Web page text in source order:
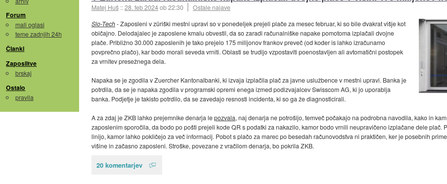
Forum
mali oglasi
teme zadnjih 24h
Članki
Zaposlitve
brskaj
Ostalo
pravila
Matej Huš ::28. feb 2024ob 22:30
Ostale najave
Slo-Tech- Zaposleni v züriški mestni upravi so v ponedeljek prejeli plače za mesec februar, ki so bile dvakrat višje kot
običajno. Delodajalec je zaposlene kmalu obvestil, da so zaradi računalniške napake pomotoma izplačali dvojne
plače. Približno 30.000 zaposlenih je tako prejelo 175 milijonov frankov preveč (od koder is lahko izračunamo
povprečno plačo), kar bodo morali seveda vrniti. Oblasti se trudijo vzpostaviti poenostavljen ali avtomatični postopek
za vrnitev presežnega dela.
Napaka se je zgodila v Zuercher Kantonalbanki, ki izvaja izplačila plač za javne uslužbence v mestni upravi. Banka je
potrdila, da se je napaka zgodila v programski opremi enega izmed podizvajalcev Swisscom AG, ki jo uporablja
banka. Podjetje je takisto potrdilo, da se zavedajo resnosti incidenta, ki so ga že diagnosticirali.
A za zdaj je ZKB lahko prejemnike denarja lepozvala, naj denarja ne potrošijo, temveč počakajo na podrobna navodila, kako in
zaposlenim sporočila, da bodo po pošti prejeli kode QR s podatki za nakazilo, kamor bodo vrnili neupravičeno izplačane dele plač.
linijo, kamor lahko pokličejo za več informacij. Pobot s plačo za marec po besedah računovodstva ni praktičen, ker je posebnih
višine in začasno zaposleni. Stroške, povezane z vračilom denarja, bo pokrila ZKB.
20 komentarjev